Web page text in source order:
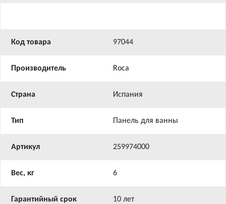
Код товара 97044
Производитель Roca
Страна Испания
Тип Панель для ванны
Артикул 259974000
Вес, кг 6
Гарантийный срок 10 лет